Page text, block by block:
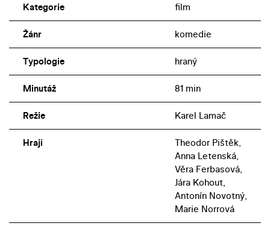
Kategorie film
Žánr komedie
Typologie hraný
Minutáž 81 min
Režie Karel Lamač
Hrají
Theodor Pištěk,
Anna Letenská,
Věra Ferbasová,
Jára Kohout,
Antonín Novotný,
Marie Norrová